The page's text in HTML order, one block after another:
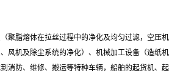
聚脂熔体在拉丝过程中的净化及均匀过滤，空压机
风机及除尘系统的净化）、机械加工设备（造纸机
消防、维修、搬运等特种车辆，船舶的起货机、起